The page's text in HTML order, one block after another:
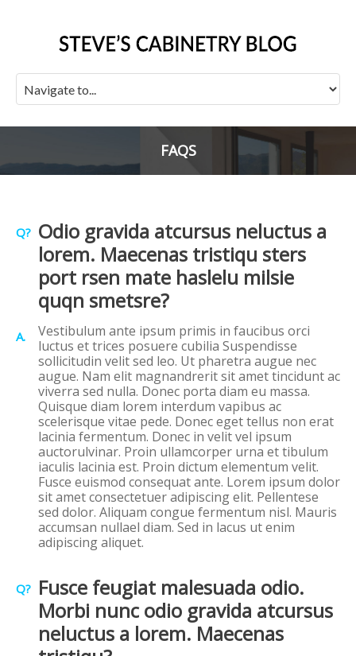
FAQS
Q? Odio gravida atcursus neluctus a
lorem. Maecenas tristiqu sters
port rsen mate haslelu milsie
quqn smetsre?
A.
Vestibulum ante ipsum primis in faucibus orci
luctus et trices posuere cubilia Suspendisse
sollicitudin velit sed leo. Ut pharetra augue nec
augue. Nam elit magnandrerit sit amet tincidunt ac
viverra sed nulla. Donec porta diam eu massa.
Quisque diam lorem interdum vapibus ac
scelerisque vitae pede. Donec eget tellus non erat
lacinia fermentum. Donec in velit vel ipsum
auctorulvinar. Proin ullamcorper urna et tibulum
iaculis lacinia est. Proin dictum elementum velit.
Fusce euismod consequat ante. Lorem ipsum dolor
sit amet consectetuer adipiscing elit. Pellentese
sed dolor. Aliquam congue fermentum nisl. Mauris
accumsan nullael diam. Sed in lacus ut enim
adipiscing aliquet.
Q? Fusce feugiat malesuada odio.
Morbi nunc odio gravida atcursus
neluctus a lorem. Maecenas